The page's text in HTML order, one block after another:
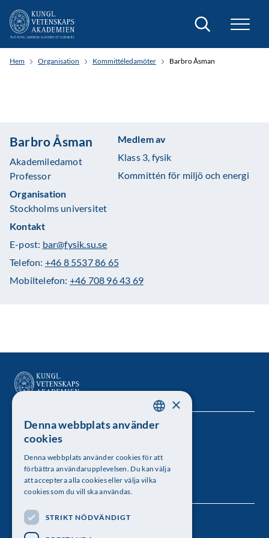
Sök
Hem Organisation Kommittéledamöter Barbro Åsman
Barbro Åsman
Akademiledamot
Professor
Organisation
Stockholms universitet
Medlem av
Klass 3, fysik
Kommittén för miljö och energi
Kontakt
E-post: bar@fysik.su.se
Telefon: +46 8 5537 86 65
Mobiltelefon: +46 708 96 43 69
Kungl. Vetenskapsakademien
Besöksadress: Lilla Frescativägen 4A
Telefon: 08-673 95 00
Följ oss
SWEDISH
×
Denna webbplats använder
cookies
Denna webbplats använder cookies för att
förbättra användarupplevelsen. Du kan välja
att acceptera alla cookies eller välja vilka
cookies som du vill ska användas.
STRIKT NÖDVÄNDIGT